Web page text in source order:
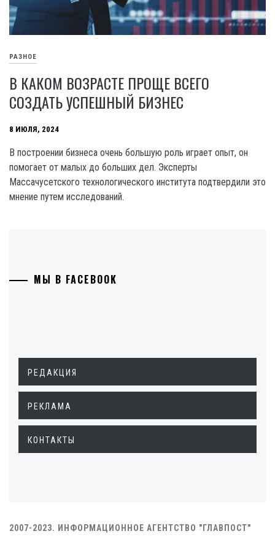
РАЗНОЕ
В КАКОМ ВОЗРАСТЕ ПРОЩЕ ВСЕГО
СОЗДАТЬ УСПЕШНЫЙ БИЗНЕС
8 ИЮЛЯ, 2024
В построении бизнеса очень большую роль играет опыт, он
помогает от малых до больших дел. Эксперты
Массачусетского технологического института подтвердили это
мнение путем исследований.
МЫ В FACEBOOK
РЕДАКЦИЯ
РЕКЛАМА
КОНТАКТЫ
2007-2023. ИНФОРМАЦИОННОЕ АГЕНТСТВО "ГЛАВПОСТ"